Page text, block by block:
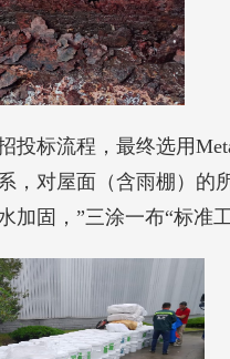
投标流程，最终选用
，对屋面（含雨棚）的
加固，”三涂一布“标准工